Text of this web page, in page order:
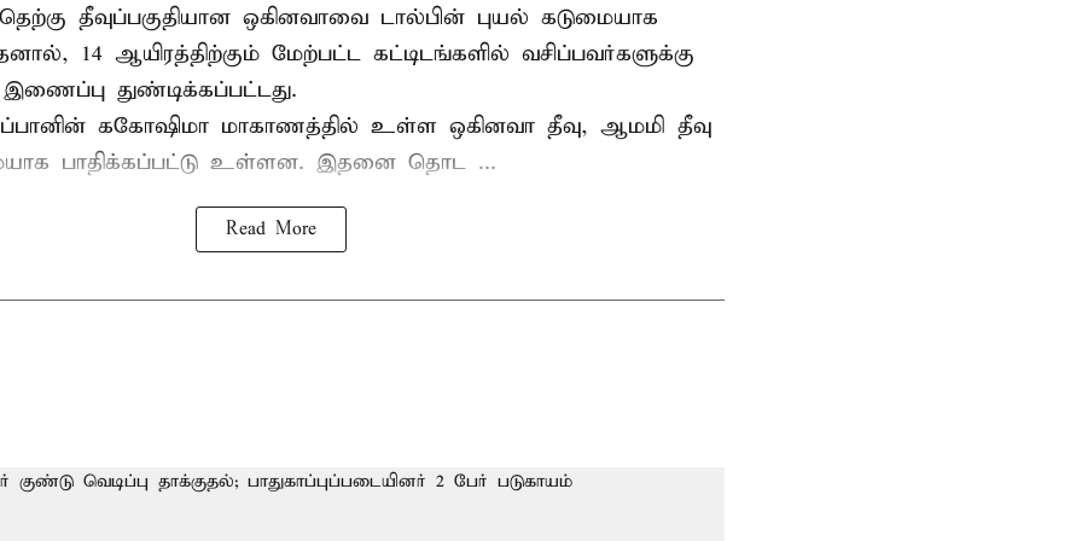
தீவுப்பகுதியான ஒகினவாவை டால்பின் புயல் கடுமையாக
14 ஆயிரத்திற்கும் மேற்பட்ட கட்டிடங்களில் வசிப்பவர்களுக்கு
துண்டிக்கப்பட்டது.
ககோஷிமா மாகாணத்தில் உள்ள ஒகினவா தீவு, ஆமமி தீவு
பாதிக்கப்பட்டு உள்ளன. இதனை தொட ...
Read More